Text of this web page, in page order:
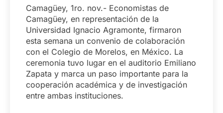
Camagüey, 1ro. nov.- Economistas de
Camagüey, en representación de la
Universidad Ignacio Agramonte, firmaron
esta semana un convenio de colaboración
con el Colegio de Morelos, en México. La
ceremonia tuvo lugar en el auditorio Emiliano
Zapata y marca un paso importante para la
cooperación académica y de investigación
entre ambas instituciones.